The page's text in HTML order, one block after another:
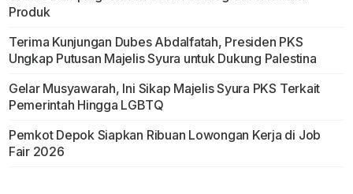
Produk
Terima Kunjungan Dubes Abdalfatah, Presiden PKS
Ungkap Putusan Majelis Syura untuk Dukung Palestina
Gelar Musyawarah, Ini Sikap Majelis Syura PKS Terkait
Pemerintah Hingga LGBTQ
Pemkot Depok Siapkan Ribuan Lowongan Kerja di Job
Fair 2026